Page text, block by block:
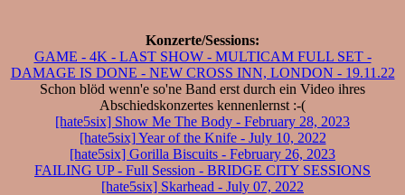
Konzerte/Sessions:
GAME - 4K - LAST SHOW - MULTICAM FULL SET -
DAMAGE IS DONE - NEW CROSS INN, LONDON - 19.11.22
Schon blöd wenn'e so'ne Band erst durch ein Video ihres
Abschiedskonzertes kennenlernst :-(
[hate5six] Show Me The Body - February 28, 2023
[hate5six] Year of the Knife - July 10, 2022
[hate5six] Gorilla Biscuits - February 26, 2023
FAILING UP - Full Session - BRIDGE CITY SESSIONS
[hate5six] Skarhead - July 07, 2022